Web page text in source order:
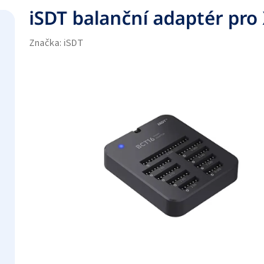
iSDT balanční adaptér pro
Značka: iSDT